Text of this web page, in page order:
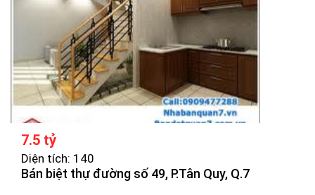
7.5 tỷ
Diện tích: 140
Bán biệt thự đường số 49, P.Tân Quy, Q.7